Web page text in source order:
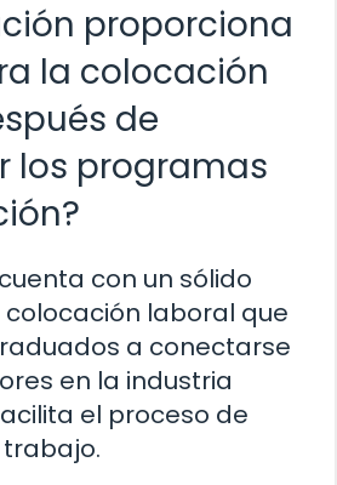
proporciona
la colocación
de
los programas
con un sólido
laboral que
a conectarse
en la industria
el proceso de